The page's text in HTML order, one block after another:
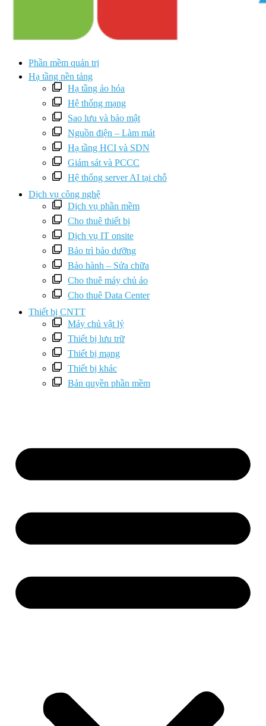
Phần mềm quản trị
Hạ tầng nền tảng
Hạ tầng ảo hóa
Hệ thống mạng
Sao lưu và bảo mật
Nguồn điện – Làm mát
Hạ tầng HCI và SDN
Giám sát và PCCC
Hệ thống server AI tại chỗ
Dịch vụ công nghệ
Dịch vụ phần mềm
Cho thuê thiết bị
Dịch vụ IT onsite
Bảo trì bảo dưỡng
Bảo hành – Sửa chữa
Cho thuê máy chủ ảo
Cho thuê Data Center
Thiết bị CNTT
Máy chủ vật lý
Thiết bị lưu trữ
Thiết bị mạng
Thiết bị khác
Bản quyền phần mềm